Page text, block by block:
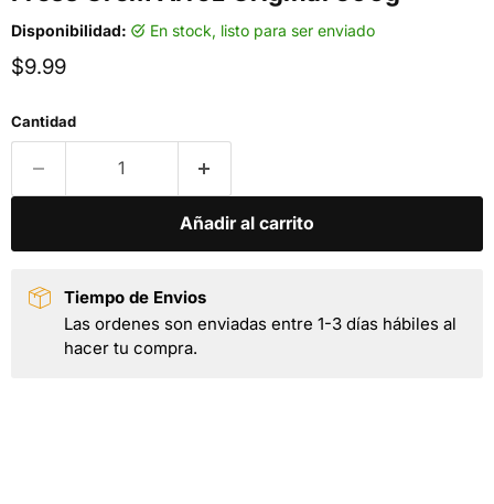
Disponibilidad: en stock, listo para ser enviado
Precio actual
$9.99
Cantidad
Añadir al carrito
Tiempo de Envios
Las ordenes son enviadas entre 1-3 días hábiles al
hacer tu compra.